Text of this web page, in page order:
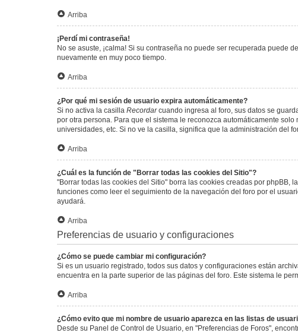
Arriba
¡Perdí mi contraseña!
No se asuste, ¡calma! Si su contraseña no puede ser recuperada puede
nuevamente en muy poco tiempo.
Arriba
¿Por qué mi sesión de usuario expira automáticamente?
Si no activa la casilla Recordarcuando ingresa al foro, sus datos se
por otra persona. Para que el sistema le reconozca automáticamente
universidades, etc. Si no ve la casilla, significa que la administración del
Arriba
¿Cuál es la función de "Borrar todas las cookies del Sitio"?
"Borrar todas las cookies del Sitio" borra las cookies creadas por phpBB,
funciones como leer el seguimiento de la navegación del foro por el
ayudará.
Arriba
Preferencias de usuario y configuraciones
¿Cómo se puede cambiar mi configuración?
Si es un usuario registrado, todos sus datos y configuraciones están
encuentra en la parte superior de las páginas del foro. Este sistema le
Arriba
¿Cómo evito que mi nombre de usuario aparezca en las listas de
Desde su Panel de Control de Usuario, en "Preferencias de Foros",